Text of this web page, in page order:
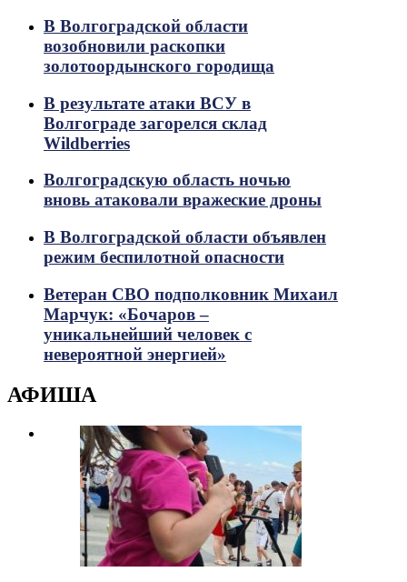
В Волгоградской области
возобновили раскопки
золотоордынского городища
В результате атаки ВСУ в
Волгограде загорелся склад
Wildberries
Волгоградскую область ночью
вновь атаковали вражеские дроны
В Волгоградской области объявлен
режим беспилотной опасности
Ветеран СВО подполковник Михаил
Марчук: «Бочаров –
уникальнейший человек с
невероятной энергией»
АФИША